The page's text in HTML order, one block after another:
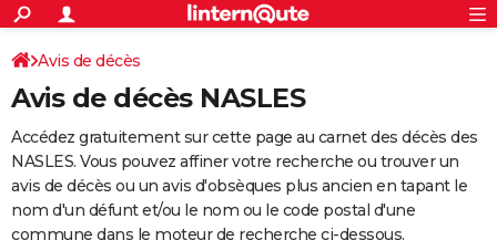
ACTUALITÉS
Politique
Société
Faits Divers
Education
Monde
Villes
+
SPORT
Coupe du monde 2026
Football
Tennis
Cyclisme
Rugby
Forum
Programme TV
TNT
Streaming
Cinéma
Sorties cinéma
Musique
+
FINANCE
Retraite
Epargne
Immobilier
Risques naturels par ville
Banque
Assurance
AUTO
Avis de décès
Avis de décès NASLES
Accédez gratuitement sur cette page au carnet des décès des
NASLES. Vous pouvez affiner votre recherche ou trouver un
avis de décès ou un avis d'obsèques plus ancien en tapant le
nom d'un défunt et/ou le nom ou le code postal d'une
commune dans le moteur de recherche ci-dessous.